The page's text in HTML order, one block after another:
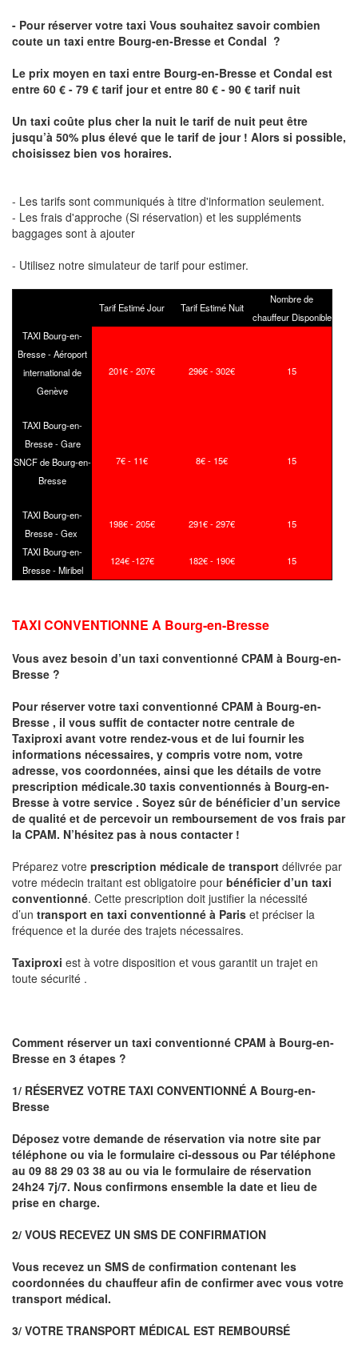
- Pour réserver votre taxi Vous souhaitez savoircombien
coute un taxi entre Bourg-en-Bresse et Condal ?
Le prix moyen en taxi entre Bourg-en-Bresse et Condal est
entre 60 € - 79 € tarif jour et entre 80 € - 90 € tarif nuit
Un taxi coûte plus cher la nuit le tarif de nuit peut être
jusqu’à 50% plus élevé que le tarif de jour ! Alors si possible,
choisissez bien vos horaires.
- Les tarifs sont communiqués à titre d'information seulement.
- Les frais d'approche (Si réservation) et les suppléments
baggages sont à ajouter
- Utilisez notre simulateur de tarif pour estimer.
Tarif Estimé Jour Tarif Estimé Nuit
Nombre de
chauffeur Disponible
TAXI Bourg-en-
Bresse - Aéroport
international de
Genève
201€ - 207€ 296€ - 302€ 15
TAXI Bourg-en-
Bresse - Gare
SNCF de Bourg-en-
Bresse
7€ - 11€ 8€ - 15€ 15
TAXI Bourg-en-
Bresse - Gex
198€ - 205€ 291€ - 297€ 15
TAXI Bourg-en-
Bresse - Miribel
124€ -127€ 182€ - 190€ 15
TAXI CONVENTIONNE A Bourg-en-Bresse
Vous avez besoin d’un taxi conventionné CPAM à Bourg-en-
Bresse ?
Pour réserver votre taxi conventionné CPAM à Bourg-en-
Bresse , il vous suffit de contacter notre centrale de
Taxiproxi avant votre rendez-vous et de lui fournir les
informations nécessaires, y compris votre nom, votre
adresse, vos coordonnées, ainsi que les détails de votre
prescription médicale.30 taxis conventionnés à Bourg-en-
Bresse à votre service . Soyez sûr de bénéficier d’un service
de qualité et de percevoir un remboursement de vos frais par
la CPAM. N’hésitez pas à nous contacter !
Préparez votre prescription médicale de transport délivrée par
votre médecin traitant est obligatoire pour bénéficier d’un taxi
conventionné. Cette prescription doit justifier la nécessité
d’un transport en taxi conventionné à Paris et préciser la
fréquence et la durée des trajets nécessaires.
Taxiproxi est à votre disposition et vous garantit un trajet en
toute sécurité .
Comment réserver un taxi conventionné CPAM à Bourg-en-
Bresse en 3 étapes ?
1/ RÉSERVEZ VOTRE TAXI CONVENTIONNÉ A Bourg-en-
Bresse
Déposez votre demande de réservation via notre site par
téléphone ou via le formulaire ci-dessous ou Par téléphone
au 09 88 29 03 38 au ou via le formulaire de réservation
24h24 7j/7. Nous confirmons ensemble la date et lieu de
prise en charge.
2/ VOUS RECEVEZ UN SMS DE CONFIRMATION
Vous recevez un SMS de confirmation contenant les
coordonnées du chauffeur afin de confirmer avec vous votre
transport médical.
3/ VOTRE TRANSPORT MÉDICAL EST REMBOURSÉ